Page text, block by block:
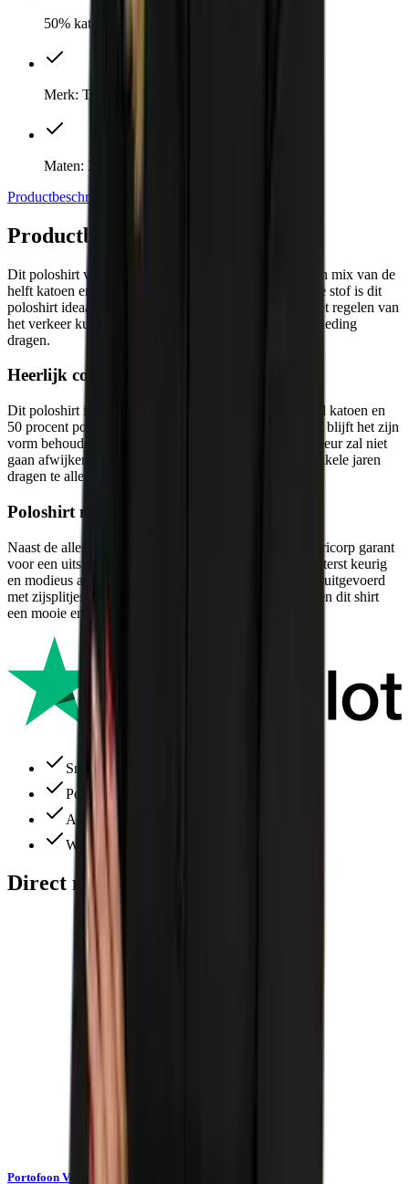
50% katoen, 50% polyester
Merk: Tricorp
Maten: XS t/m 7XL
Productbeschrijving
Productbeschrijving
Dit poloshirt voor Verkeersregelaars is gemaakt van een mix van de
helft katoen en de helft polyester. Dankzij deze speciale stof is dit
poloshirt ideaal om te dragen in alle seizoenen. Voor het regelen van
het verkeer kun je dit poloshirt onder je reflecterende kleding
dragen.
Heerlijk comfortabel poloshirt
Dit poloshirt is dankzij een mix van 50 procent gekamd katoen en
50 procent polyester uitermate comfortabel. Bovendien blijft het zijn
vorm behouden, ook na vele malen wassen. Zelfs de kleur zal niet
gaan afwijken. De uitstekende kwaliteit blijft ook na enkele jaren
dragen te allen tijde constant.
Poloshirt met keurige afwerking
Naast de allerhoogstekwaliteit, staat dit poloshirt van Tricorp garant
voor een uitstekende pasvorm. Bovendien is dit shirt uiterst keurig
en modieus afgewerkt. Zo is dit rechte model poloshirt uitgevoerd
met zijsplitjes. De drie knoopjes bovenin de kraag geven dit shirt
een mooie en nette uitstraling.
Snelle levering
Perfecte service
Alles ruim op voorraad
Wij denken altijd met je mee
Direct meebestellen
Portofoon Verkeersregelaar Kenwood PKT-300E